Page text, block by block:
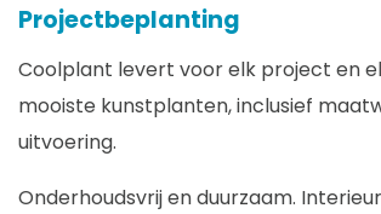
Projectbeplanting
Coolplant levert voor elk project en
mooiste kunstplanten, inclusief
uitvoering.
Onderhoudsvrij en duurzaam.